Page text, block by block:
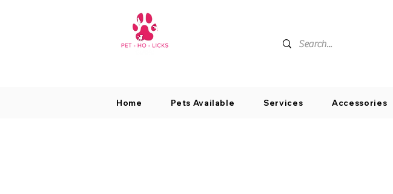
Home Pets Available Services Accessories